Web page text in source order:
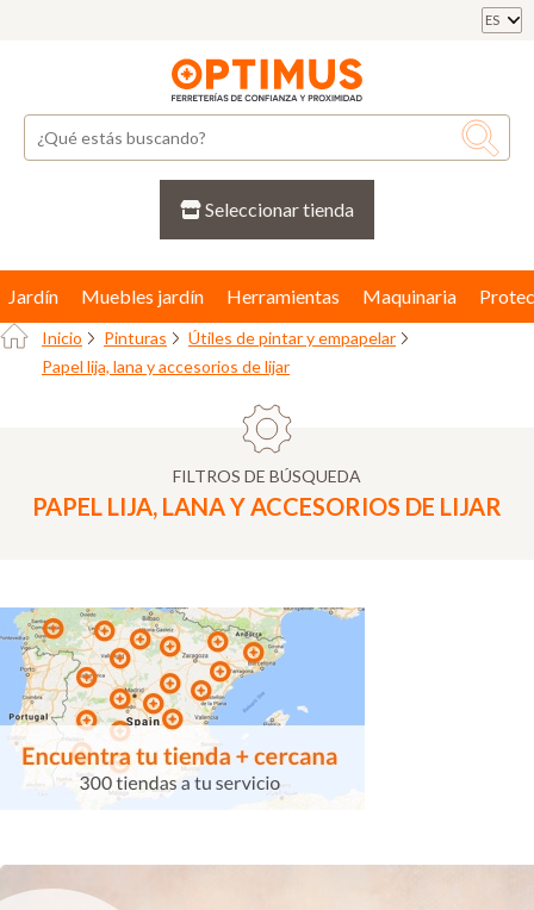
ES
Seleccionar tienda
Jardín Muebles jardín Herramientas Maquinaria
Inicio Pinturas
Útiles de pintar y empapelar
Papel lija, lana y accesorios de lijar
FILTROS DE BÚSQUEDA
PAPEL LIJA, LANA Y ACCESORIOS DE LIJAR